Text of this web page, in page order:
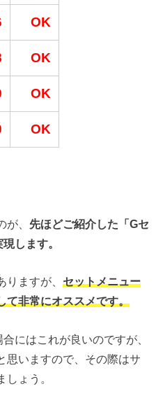
OK
OK
OK
OK
、 先ほどご紹介した「Gセ
します。
りますが、セットメニュー
て非常にオススメです。
にはこれが良いのですが、
思いますので、その際はサ
ょう。